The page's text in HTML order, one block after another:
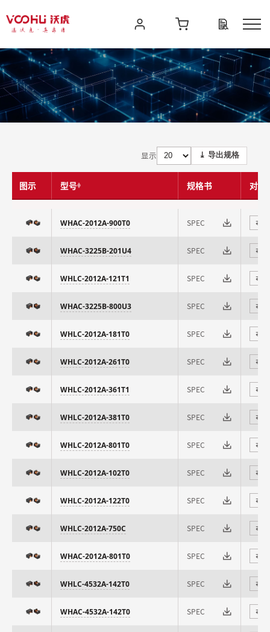
显示 ⤓ 导出规格
图示 型号 规格书 对比
WHAC-2012A-900T0 SPEC ⇄
WHAC-3225B-201U4 SPEC ⇄
WHLC-2012A-121T1 SPEC ⇄
WHAC-3225B-800U3 SPEC ⇄
WHLC-2012A-181T0 SPEC ⇄
WHLC-2012A-261T0 SPEC ⇄
WHLC-2012A-361T1 SPEC ⇄
WHLC-2012A-381T0 SPEC ⇄
WHLC-2012A-801T0 SPEC ⇄
WHLC-2012A-102T0 SPEC ⇄
WHLC-2012A-122T0 SPEC ⇄
WHLC-2012A-750C SPEC ⇄
WHAC-2012A-801T0 SPEC ⇄
WHLC-4532A-142T0 SPEC ⇄
WHAC-4532A-142T0 SPEC ⇄